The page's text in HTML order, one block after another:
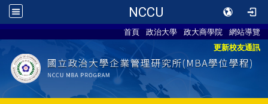
NCCU
首頁 政治大學 政大商學院
網站導覽
更新校友通訊